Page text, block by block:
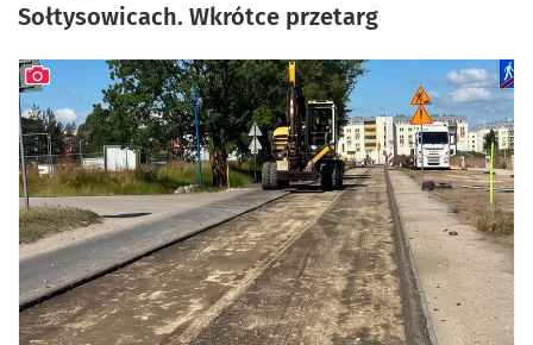
Sołtysowicach. Wkrótce przetarg